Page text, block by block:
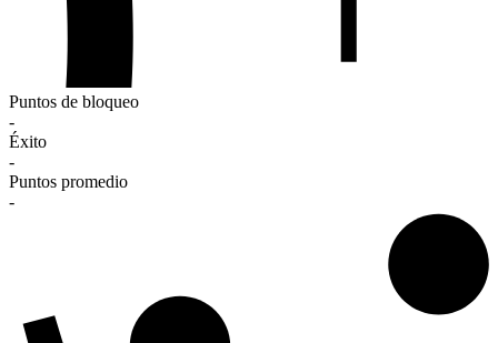
Puntos de bloqueo
-
Éxito
-
Puntos promedio
-